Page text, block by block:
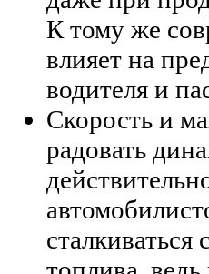
К тому же
влияет на
водителя и
Скорость и
радовать